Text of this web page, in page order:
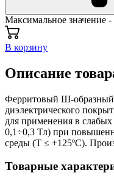
Максимальное значение -
В корзину
Описание
Ферритовый Ш-образный
диэлектрического
для применения в
0,1÷0,3 Тл) при
среды (Т ≤ +125ºС).
Товарные